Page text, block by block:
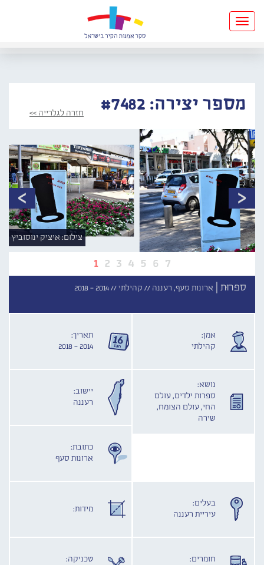
Toggle
navigation
מספר יצירה: #7482 חזרה לגלרייה >>
1 2 3 4 5 6 7
צילום: איציק ינוסוביץ
ספרוּת | ארונות סעף, רעננה // קהילתי //2014 - 2018
אמן:
קהילתי
תאריך:
2014 - 2018
נושא:
ספרות ילדים, עולם
החי, עולם הצומח,
שירה
יישוב:
רעננה
כתובת:
ארונות סעף
בעלים:
עיריית רעננה
מידות:
חומרים:
טכניקה: